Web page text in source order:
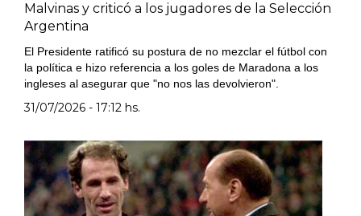
Malvinas y criticó a los jugadores de la Selección
Argentina
El Presidente ratificó su postura de no mezclar el fútbol con
la política e hizo referencia a los goles de Maradona a los
ingleses al asegurar que "no nos las devolvieron".
31/07/2026 - 17:12 hs.